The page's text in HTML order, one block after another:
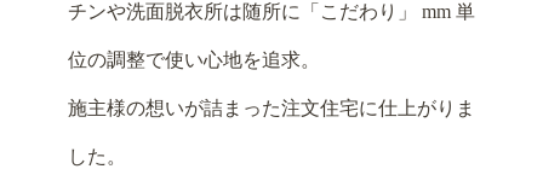
チンや洗面脱衣所は随所に「こだわり」 mm 単
位の調整で使い心地を追求。
施主様の想いが詰まった注文住宅に仕上がりま
した。